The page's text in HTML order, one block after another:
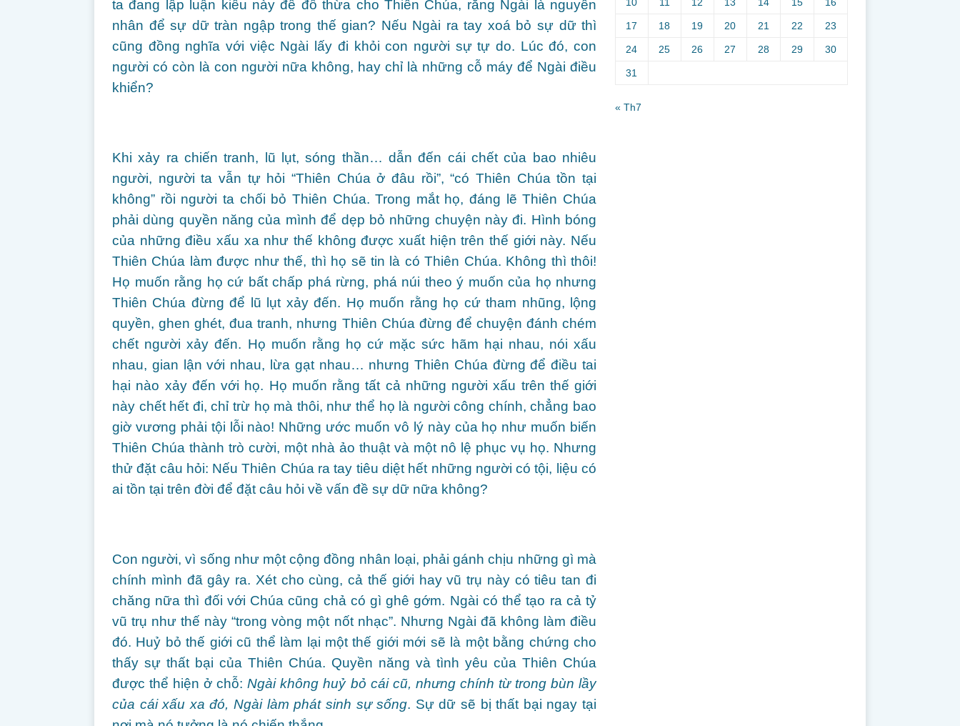
ta đang lập luận kiểu này để đổ thừa cho Thiên Chúa, rằng Ngài là nguyên
nhân để sự dữ tràn ngập trong thế gian? Nếu Ngài ra tay xoá bỏ sự dữ thì
cũng đồng nghĩa với việc Ngài lấy đi khỏi con người sự tự do. Lúc đó, con
người có còn là con người nữa không, hay chỉ là những cỗ máy để Ngài điều
khiển?
Khi xảy ra chiến tranh, lũ lụt, sóng thần… dẫn đến cái chết của bao nhiêu
người, người ta vẫn tự hỏi “Thiên Chúa ở đâu rồi”, “có Thiên Chúa tồn tại
không” rồi người ta chối bỏ Thiên Chúa. Trong mắt họ, đáng lẽ Thiên Chúa
phải dùng quyền năng của mình để dẹp bỏ những chuyện này đi. Hình bóng
của những điều xấu xa như thế không được xuất hiện trên thế giới này. Nếu
Thiên Chúa làm được như thế, thì họ sẽ tin là có Thiên Chúa. Không thì thôi!
Họ muốn rằng họ cứ bất chấp phá rừng, phá núi theo ý muốn của họ nhưng
Thiên Chúa đừng để lũ lụt xảy đến. Họ muốn rằng họ cứ tham nhũng, lộng
quyền, ghen ghét, đua tranh, nhưng Thiên Chúa đừng để chuyện đánh chém
chết người xảy đến. Họ muốn rằng họ cứ mặc sức hãm hại nhau, nói xấu
nhau, gian lận với nhau, lừa gạt nhau… nhưng Thiên Chúa đừng để điều tai
hại nào xảy đến với họ. Họ muốn rằng tất cả những người xấu trên thế giới
này chết hết đi, chỉ trừ họ mà thôi, như thể họ là người công chính, chẳng bao
giờ vương phải tội lỗi nào! Những ước muốn vô lý này của họ như muốn biến
Thiên Chúa thành trò cười, một nhà ảo thuật và một nô lệ phục vụ họ. Nhưng
thử đặt câu hỏi: Nếu Thiên Chúa ra tay tiêu diệt hết những người có tội, liệu có
ai tồn tại trên đời để đặt câu hỏi về vấn đề sự dữ nữa không?
Con người, vì sống như một cộng đồng nhân loại, phải gánh chịu những gì mà
chính mình đã gây ra. Xét cho cùng, cả thế giới hay vũ trụ này có tiêu tan đi
chăng nữa thì đối với Chúa cũng chả có gì ghê gớm. Ngài có thể tạo ra cả tỷ
vũ trụ như thế này “trong vòng một nốt nhạc”. Nhưng Ngài đã không làm điều
đó. Huỷ bỏ thế giới cũ thể làm lại một thế giới mới sẽ là một bằng chứng cho
thấy sự thất bại của Thiên Chúa. Quyền năng và tình yêu của Thiên Chúa
được thể hiện ở chỗ:Ngài không huỷ bỏ cái cũ, nhưng chính từ trong bùn lầy
của cái xấu xa đó, Ngài làm phát sinh sự sống. Sự dữ sẽ bị thất bại ngay tại
17 18 19 20 21 22 23
24 25 26 27 28 29 30
31
« Th7